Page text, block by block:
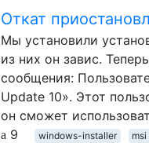
Откат
Мы установили
из них он завис.
сообщения:
Update 10». Этот
он сможет
9
windows-installer msi